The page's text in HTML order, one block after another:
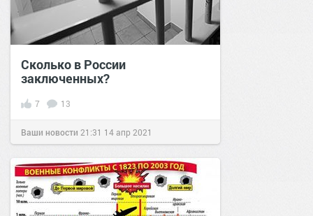
Сколько в России
заключенных?
7 13
Ваши новости 21:31 14 апр 2021